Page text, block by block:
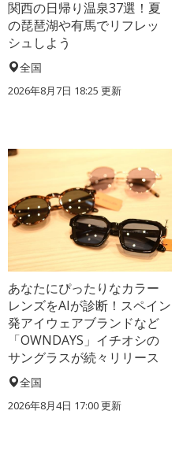
関西の日帰り温泉37選！夏
の琵琶湖や有馬でリフレッ
シュしよう
全国
2026年8月7日 18:25 更新
あなたにぴったりなカラー
レンズをAIが診断！スペイン
発アイウェアブランドなど
「OWNDAYS」イチオシの
サングラスが続々リリース
全国
2026年8月4日 17:00更新